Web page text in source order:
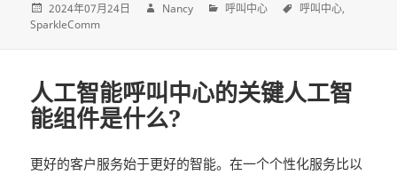
2024年07月24日 Nancy 呼叫中心
呼叫中心
SparkleComm
人工智能呼叫中心的关键人工智
能组件是什么?
更好的客户服务始于更好的智能。在一个个性化服务比以